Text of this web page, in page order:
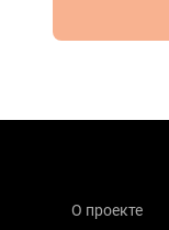
О проекте